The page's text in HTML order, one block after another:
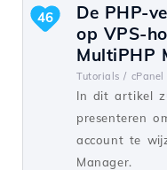
De PHP-
op VPS-
MultiPHP
Tutorials / cPanel
In dit artikel
presenteren
account te
Manager.
46